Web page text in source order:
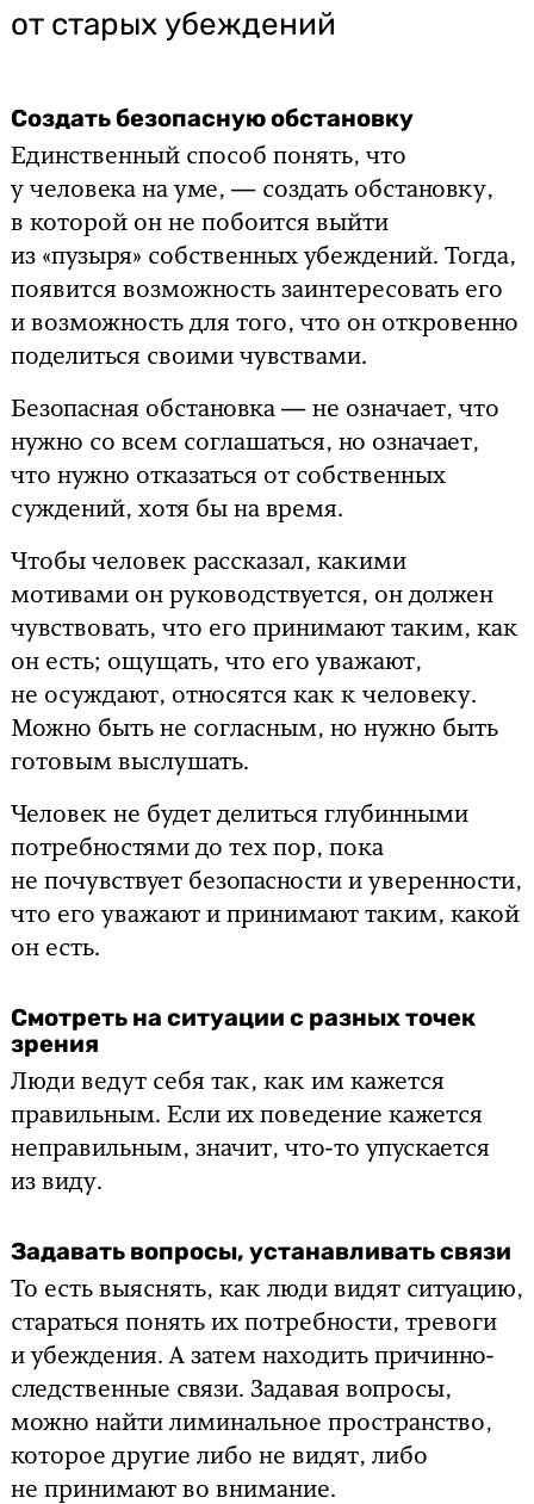
от старых убеждений
Создать безопасную обстановку
Единственный способ понять, что
у человека на уме, — создать обстановку,
в которой он не побоится выйти
из «пузыря» собственных убеждений. Тогда,
появится возможность заинтересовать его
и возможность для того, что он откровенно
поделиться своими чувствами.
Безопасная обстановка — не означает, что
нужно со всем соглашаться, но означает,
что нужно отказаться от собственных
суждений, хотя бы на время.
Чтобы человек рассказал, какими
мотивами он руководствуется, он должен
чувствовать, что его принимают таким, как
он есть; ощущать, что его уважают,
не осуждают, относятся как к человеку.
Можно быть не согласным, но нужно быть
готовым выслушать.
Человек не будет делиться глубинными
потребностями до тех пор, пока
не почувствует безопасности и уверенности,
что его уважают и принимают таким, какой
он есть.
Смотреть на ситуации с разных точек
зрения
Люди ведут себя так, как им кажется
правильным. Если их поведение кажется
неправильным, значит, что-то упускается
из виду.
Задавать вопросы, устанавливать связи
То есть выяснять, как люди видят ситуацию,
стараться понять их потребности, тревоги
и убеждения. А затем находить причинно-
следственные связи. Задавая вопросы,
можно найти лиминальное пространство,
которое другие либо не видят, либо
не принимают во внимание.